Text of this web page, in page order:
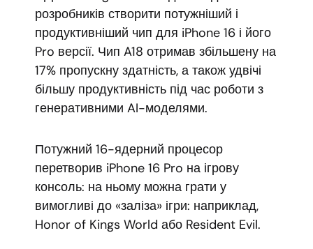
розробників створити потужніший і
продуктивніший чип для iPhone 16 і його
Pro версії. Чип A18 отримав збільшену на
17% пропускну здатність, а також удвічі
більшу продуктивність під час роботи з
генеративними AI-моделями.
Потужний 16-ядерний процесор
перетворив iPhone 16 Pro на ігрову
консоль: на ньому можна грати у
вимогливі до «заліза» ігри: наприклад,
Honor of Kings World або Resident Evil.